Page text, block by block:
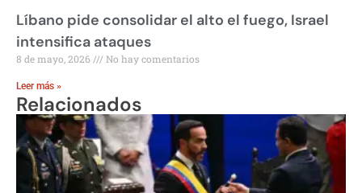
Líbano pide consolidar el alto el fuego, Israel
intensifica ataques
8 de mayo, 2026 No hay comentarios
Leer más »
Relacionados